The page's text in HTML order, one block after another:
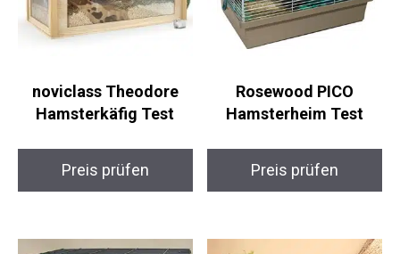
noviclass Theodore
Hamsterkäfig Test
Preis prüfen
Rosewood PICO
Hamsterheim Test
Preis prüfen